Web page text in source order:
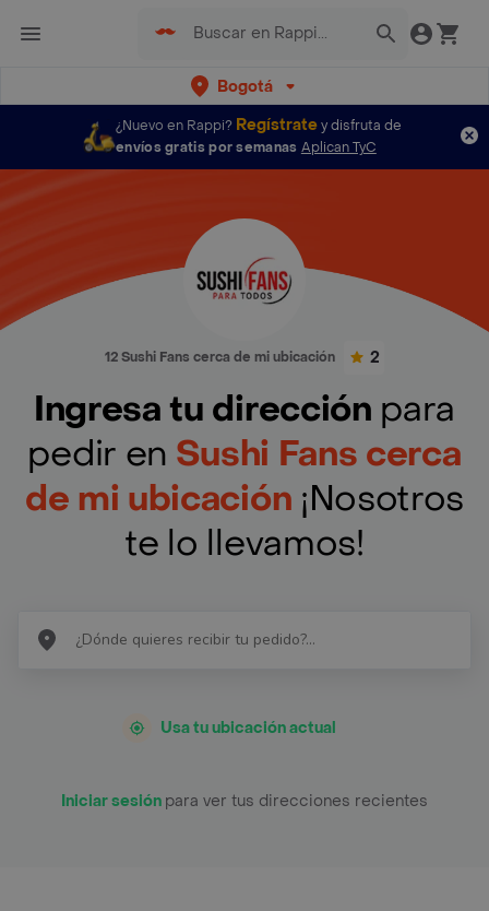
Bogotá
¿Nuevo en Rappi? Regístratey disfruta de
envíos gratis por semanas Aplican TyC
12 Sushi Fans cerca de mi ubicación 2
Ingresa tu dirección para
pedir en Sushi Fans cerca
de mi ubicación ¡Nosotros
te lo llevamos!
Usa tu ubicación actual
Iniciar sesión para ver tus direcciones recientes